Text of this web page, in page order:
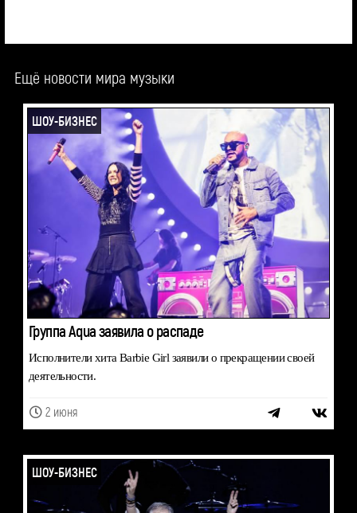
Ещё новости мира музыки
ШОУ-БИЗНЕС
Группа Aqua заявила о распаде
Исполнители хита Barbie Girl заявили о прекращении своей
деятельности.
2 июня
ШОУ-БИЗНЕС